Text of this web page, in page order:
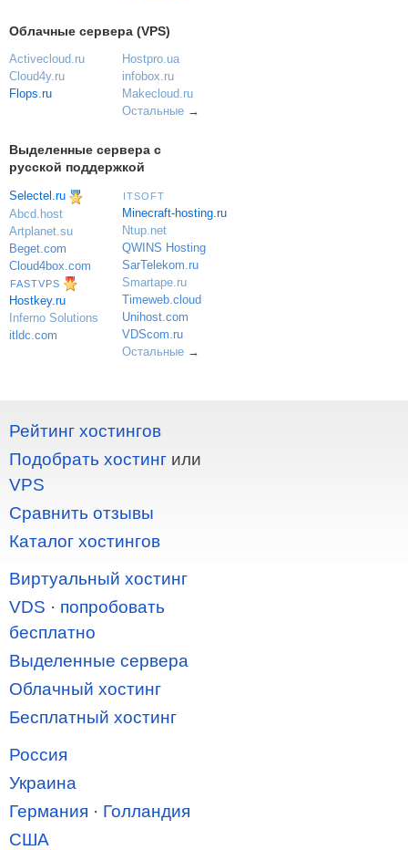
Облачные сервера (VPS)
Activecloud.ru
Cloud4y.ru
Flops.ru
Hostpro.ua
infobox.ru
Makecloud.ru
Остальные→
Выделенные сервера с
русской поддержкой
Selectel.ru
Abcd.host
Artplanet.su
Beget.com
Cloud4box.com
FASTVPS
Hostkey.ru
Inferno Solutions
itldc.com
ITSOFT
Minecraft-hosting.ru
Ntup.net
QWINS Hosting
SarTelekom.ru
Smartape.ru
Timeweb.cloud
Unihost.com
VDScom.ru
Остальные→
Рейтинг хостингов
Подобрать хостинг или
VPS
Сравнить отзывы
Каталог хостингов
Виртуальный хостинг
VDS · попробовать
бесплатно
Выделенные сервера
Облачный хостинг
Бесплатный хостинг
Россия
Украина
Германия · Голландия
США